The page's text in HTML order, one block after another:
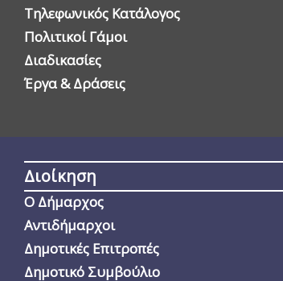
Τηλεφωνικός Κατάλογος
Πολιτικοί Γάμοι
Διαδικασίες
Έργα & Δράσεις
Διοίκηση
Ο Δήμαρχος
Αντιδήμαρχοι
Δημοτικές Επιτροπές
Δημοτικό Συμβούλιο